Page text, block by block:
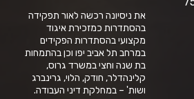
את ניסיונה רכשה לאור תפקידה
בהסתדרות כמזכירת איגוד
מקצועי בהסתדרות הפקידים
במרחב תל אביב יפו וכן בהתמחות
בת שנה וחצי במשרד גרוס,
קלינהדלר, חודק, הלוי, גרינברג
ושות' – במחלקת דיני העבודה.